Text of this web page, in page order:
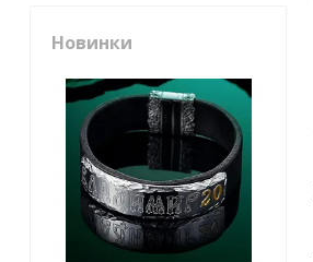
Новинки